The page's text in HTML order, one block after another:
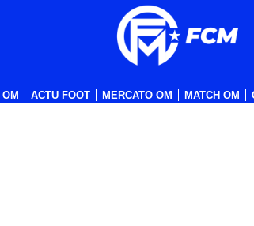
ACTU FOOT MERCATO OM MATCH OM